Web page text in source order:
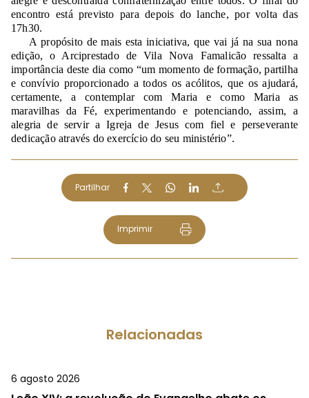
encontro está previsto para depois do lanche, por volta das
17h30.
A propósito de mais esta iniciativa, que vai já na sua nona
edição, o Arciprestado de Vila Nova Famalicão ressalta a
importância deste dia como “um momento de formação, partilha
e convívio proporcionado a todos os acólitos, que os ajudará,
certamente, a contemplar com Maria e como Maria as
maravilhas da Fé, experimentando e potenciando, assim, a
alegria de servir a Igreja de Jesus com fiel e perseverante
dedicação através do exercício do seu ministério”.
Partilhar
Imprimir
Relacionadas
6 agosto 2026